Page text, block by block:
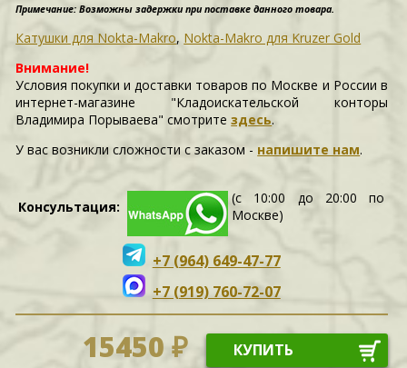
Примечание: Возможны задержки при поставке данного товара.
Катушки для Nokta-Makro, Nokta-Makro для Kruzer Gold
Внимание!
Условия покупки и доставки товаров по Москве и России в
интернет-магазине "Кладоискательской конторы
Владимира Порываева" смотритездесь.
У вас возникли сложности c заказом - напишите нам.
Консультация:
(с 10:00 до 20:00 по
Москве)
+7 (964) 649-47-77
+7 (919) 760-72-07
15450 ₽ КУПИТЬ